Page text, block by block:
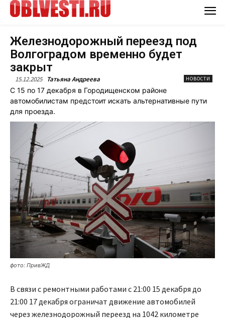
Железнодорожный переезд под
Волгоградом временно будет
закрыт
15.12.2025 Татьяна Андреева НОВОСТИ
С 15 по 17 декабря в Городищенском районе
автомобилистам предстоит искать альтернативные пути
для проезда.
фото: ПривЖД
В связи с ремонтными работами с 21:00 15 декабря до
21:00 17 декабря ограничат движение автомобилей
через железнодорожный переезд на 1042 километре